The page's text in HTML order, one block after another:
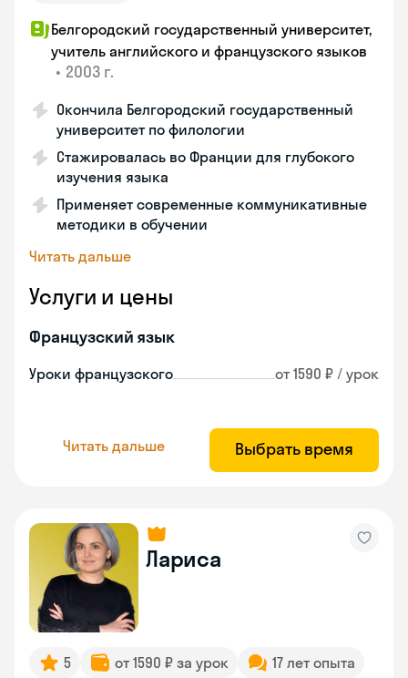
Белгородский государственный университет,
учитель английского и французского языков
• 2003 г.
Окончила Белгородский государственный
университет по филологии
Стажировалась во Франции для глубокого
изучения языка
Применяет современные коммуникативные
методики в обучении
Читать дальше
Услуги и цены
Французский язык
Уроки французского от 1590 ₽ / урок
Читать дальше Выбрать время
Лариса
5 от 1590 ₽ за урок
17 лет опыта